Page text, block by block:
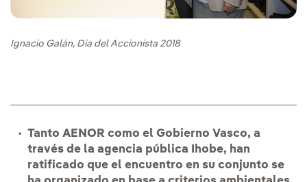
Ignacio Galán, Día del Accionista 2018
Tanto AENOR como el Gobierno Vasco, a
través de la agencia pública Ihobe, han
ratificado que el encuentro en su conjunto se